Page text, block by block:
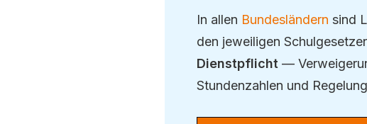
In allen Bundesländern sind
den jeweiligen
Dienstpflicht —
Stundenzahlen und